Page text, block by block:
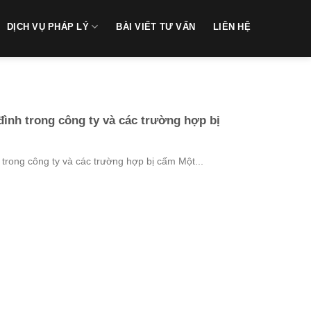
DỊCH VỤ PHÁP LÝ BÀI VIẾT TƯ VẤN LIÊN HỆ
trong công ty và các trường hợp bị
công ty và các trường hợp bị cấm Một...